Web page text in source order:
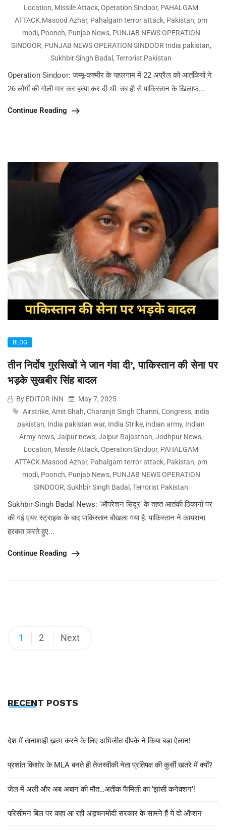
Location, Missile Attack, Operation Sindoor, PAHALGAM
ATTACK.Masood Azhar, Pahalgam terror attack, Pakistan, pm
modi, Poonch, Punjab News, PUNJAB NEWS OPERATION
SINDOOR, PUNJAB NEWS OPERATION SINDOOR India pakistan,
Sukhbir Singh Badal , Terrorist Pakistan
Operation Sindoor: जम्मू-कश्मीर के पहलगाम में 22 अप्रैल को आतंकियों ने
26 लोगों की गोली मार कर हत्या कर दी थी. तब ही से पाकिस्तान के खिलाफ...
Continue Reading
BLOG
तीन निर्दोष गुरसिखों ने जान गंवा दी’, पाकिस्तान की सेना पर
भड़के सुखबीर सिंह बादल
By EDITOR INN
May 7, 2025
Airstrike, Amit Shah, Charanjit Singh Channi, Congress, india
pakistan, India pakistan war, India Strike, indian army, Indian
Army news, Jaipur news, Jaipur Rajasthan, Jodhpur News,
Location, Missile Attack, Operation Sindoor, PAHALGAM
ATTACK.Masood Azhar, Pahalgam terror attack, Pakistan, pm
modi, Poonch, Punjab News, PUNJAB NEWS OPERATION
SINDOOR, Sukhbir Singh Badal , Terrorist Pakistan
Sukhbir Singh Badal News: ‘ऑपरेशन सिंदूर’ के तहत आतंकी ठिकानों पर
की गई एयर स्ट्राइक के बाद पाकिस्तान बौखला गया है. पाकिस्तान ने कायराना
हरकत करते हुए...
Continue Reading
1 2 Next
RECENT POSTS
देश में तानाशाही ख़त्म करने के लिए अभिजीत दीपके ने किया बड़ा ऐलान!
प्रशांत किशोर के MLA बनते ही तेजस्वीकी नेता प्रतिपक्ष की कुर्सी खतरे में क्यों?
जेल में अली और अब अबान की मौत…अतीक फैमिली का ‘झांसी कनेक्शन’!
परिसीमन बिल पर कहा आ रही अड़चनमोदी सरकार के सामने हैं ये दो ऑप्शन